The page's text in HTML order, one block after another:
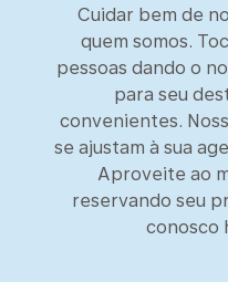
Cuidar bem de
quem somos.
pessoas dando o
para seu
convenientes.
se ajustam à sua
Aproveite ao
reservando seu
conosco